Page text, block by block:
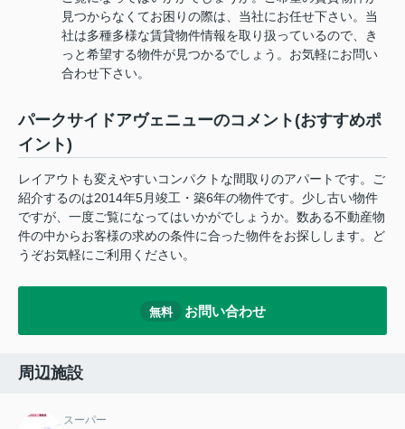
見つからなくてお困りの際は、当社にお任せ下さい。当
社は多種多様な賃貸物件情報を取り扱っているので、き
っと希望する物件が見つかるでしょう。お気軽にお問い
合わせ下さい。
パークサイドアヴェニューのコメント(おすすめポ
イント)
レイアウトも変えやすいコンパクトな間取りのアパートです。ご
紹介するのは2014年5月竣工・築6年の物件です。少し古い物件
ですが、一度ご覧になってはいかがでしょうか。数ある不動産物
件の中からお客様の求めの条件に合った物件をお探しします。ど
うぞお気軽にご利用ください。
無料 お問い合わせ
周辺施設
スーパー